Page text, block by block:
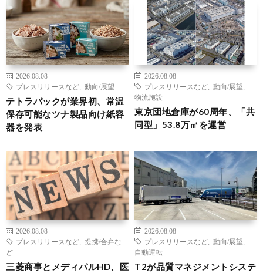
2026.08.08
プレスリリースなど
動向/展望
テトラパックが業界初、常温
保存可能なツナ製品向け紙容
器を発表
2026.08.08
プレスリリースなど
動向/展望
物流施設
東京団地倉庫が60周年、「共
同型」53.8万㎡を運営
2026.08.08
プレスリリースなど
提携/合弁な
ど
三菱商事とメディパルHD、医
2026.08.08
プレスリリースなど
動向/展望
自動運転
T2が品質マネジメントシステ